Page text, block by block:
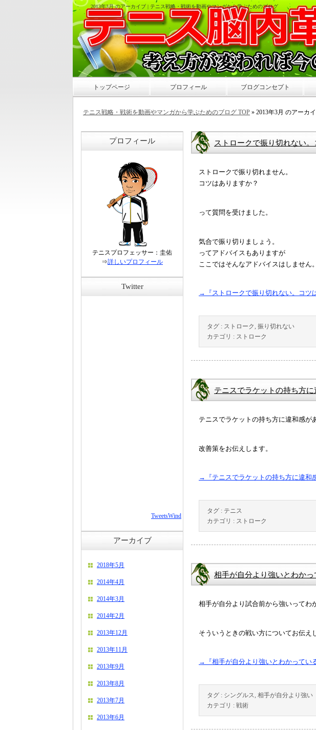
2013年3月 のアーカイブ | テニス戦略・戦術を動画やマンガから学ぶためのブログ
ストロークで振り切れない。
ストロークで振り切れません。
コツはありますか？
って質問を受けました。
気合で振り切りましょう。
ってアドバイスもありますが
ここではそんなアドバイスはしません。
→『ストロークで振り切れない。コツ
タグ : ストローク, 振り切れない
カテゴリ : ストローク
テニスでラケットの持ち方
テニスでラケットの持ち方に違和感が
改善策をお伝えします。
→『テニスでラケットの持ち方に違和
タグ : テニス
カテゴリ : ストローク
相手が自分より強いとわか
相手が自分より試合前から強いってわ
そういうときの戦い方についてお伝え
→『相手が自分より強いとわかってい
タグ : シングルス, 相手が自分より強い
カテゴリ : 戦術
プロフィール
テニスプロフェッサー：圭佑
⇒詳しいプロフィール
Twitter
TweetsWind
アーカイブ
2018年5月
2014年4月
2014年3月
2014年2月
2013年12月
2013年11月
2013年9月
2013年8月
2013年7月
2013年6月
テニス戦略・戦術を動画やマンガから学ぶためのブログ TOP » 2013年3月 のアーカ
トップページ プロフィール ブログコンセプト